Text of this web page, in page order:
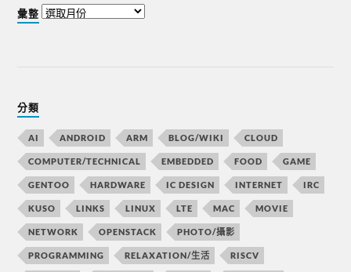
彙整
分類
AI ANDROID ARM BLOG/WIKI CLOUD
COMPUTER/TECHNICAL EMBEDDED FOOD GAME
GENTOO HARDWARE IC DESIGN INTERNET IRC
KUSO LINKS LINUX LTE MAC MOVIE
NETWORK OPENSTACK PHOTO/攝影
PROGRAMMING RELAXATION/生活 RISCV